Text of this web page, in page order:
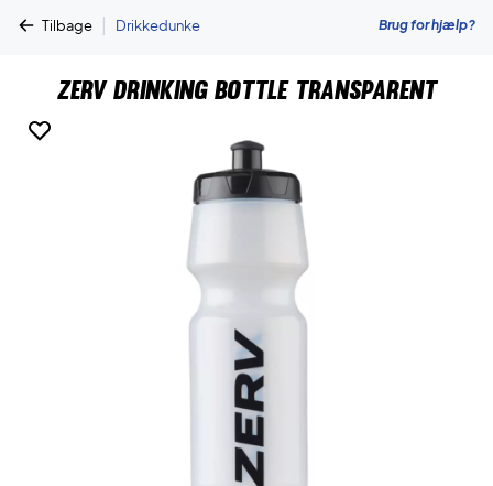
Tilbage | Drikkedunke Brug for hjælp?
ZERV Drinking Bottle Transparent